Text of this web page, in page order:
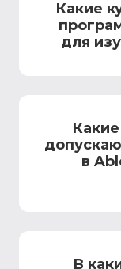
Какие
для
в
В